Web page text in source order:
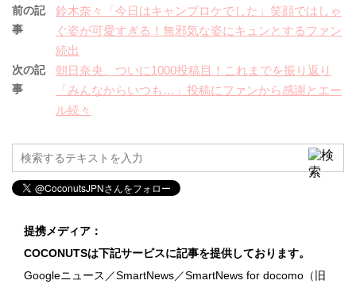
前の記
事
鈴木奈々「今日はキャンプロケでした」笑顔ではしゃ
ぐ姿が可愛すぎる！無邪気な姿にキュンとするファン
続出
次の記
事
朝日奈央、ついに1000投稿目！これまでを振り返り
「みんなからいつも…」投稿にファンから感謝とエー
ル続々
提携メディア：
COCONUTSは下記サービスに記事を提供しております。
Googleニュース／SmartNews／SmartNews for docomo（旧